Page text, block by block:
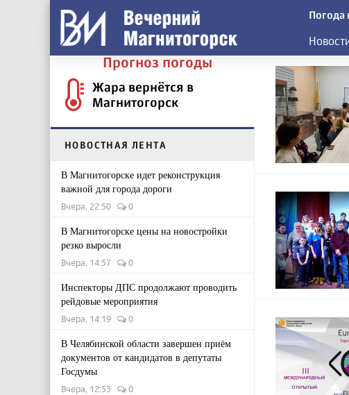
Погода
Прогноз погоды
Жара вернётся в
Магнитогорск
НОВОСТНАЯ ЛЕНТА
В Магнитогорске идет реконструкция
важной для города дороги
Вчера, 22:50 0
В Магнитогорске цены на новостройки
резко выросли
Вчера, 14:57 0
Инспекторы ДПС продолжают проводить
рейдовые мероприятия
Вчера, 14:19 0
В Челябинской области завершен приём
документов от кандидатов в депутаты
Госдумы
Вчера, 12:53 0